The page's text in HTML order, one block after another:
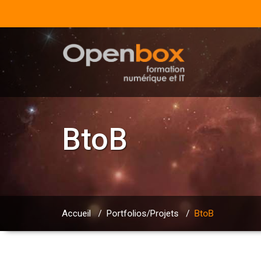
BtoB
Accueil/ Portfolios/Projets / BtoB